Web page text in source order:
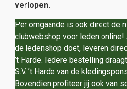
verlopen.
Per omgaande is ook direct de
clubwebshop voor leden online!
de ledenshop doet, leveren
’t Harde. Iedere bestelling
S.V. ’t Harde van de
Bovendien profiteer jij ook van